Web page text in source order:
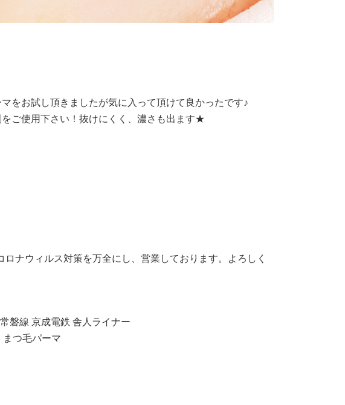
をお試し頂きましたが気に入って頂けて良かったです♪
ご使用下さい！抜けにくく、濃さも出ます★
ナウィルス対策を万全にし、営業しております。よろしく
磐線 京成電鉄 舎人ライナー
まつ毛パーマ